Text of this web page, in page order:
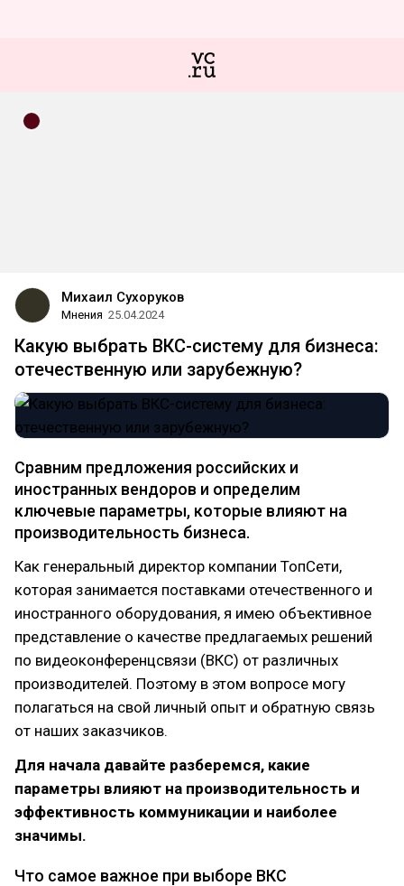
Михаил Сухоруков
Мнения 25.04.2024
Какую выбрать ВКС-систему для бизнеса:
отечественную или зарубежную?
Сравним предложения российских и
иностранных вендоров и определим
ключевые параметры, которые влияют на
производительность бизнеса.
Как генеральный директор компании ТопСети,
которая занимается поставками отечественного и
иностранного оборудования, я имею объективное
представление о качестве предлагаемых решений
по видеоконференцсвязи (ВКС) от различных
производителей. Поэтому в этом вопросе могу
полагаться на свой личный опыт и обратную связь
от наших заказчиков.
Для начала давайте разберемся, какие
параметры влияют на производительность и
эффективность коммуникации и наиболее
значимы.
Что самое важное при выборе ВКС